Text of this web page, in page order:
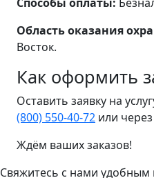
Область оказания
Восток.
Как оформить
Оставить заявку на
(800) 550-40-72 или через
Ждём ваших заказов!
Свяжитесь с нами удобным